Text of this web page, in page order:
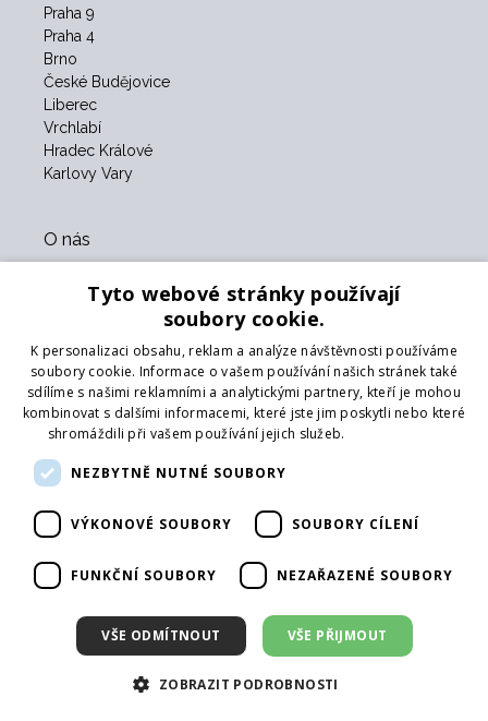
Praha 9
Praha 4
Brno
České Budějovice
Liberec
Vrchlabí
Hradec Králové
Karlovy Vary
O nás
Obchodní podmínky
GDPR
Naši partneři
Formulář pro vrácení zboží
Vrácení zboží
Doprava
Sledujte nás
Web
Přihlásit mailing
Tyto webové stránky používají
soubory cookie.
K personalizaci obsahu, reklam a analýze návštěvnosti používáme
soubory cookie. Informace o vašem používání našich stránek také
sdílíme s našimi reklamními a analytickými partnery, kteří je mohou
kombinovat s dalšími informacemi, které jste jim poskytli nebo které
shromáždili při vašem používání jejich služeb.
NEZBYTNĚ NUTNÉ SOUBORY
VÝKONOVÉ SOUBORY SOUBORY CÍLENÍ
FUNKČNÍ SOUBORY NEZAŘAZENÉ SOUBORY
VŠE PŘIJMOUT
VŠE ODMÍTNOUT
ZOBRAZIT PODROBNOSTI